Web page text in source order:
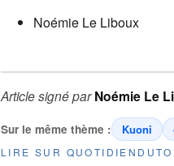
Noémie Le Liboux
Article signé parNoémie Le
Sur le même thème : Kuoni
LIRE SUR